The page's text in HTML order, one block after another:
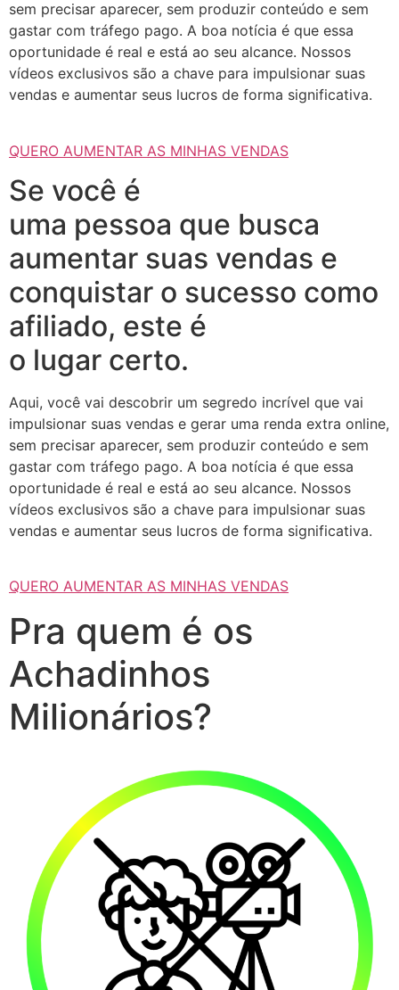
sem precisar aparecer, sem produzir conteúdo e sem
gastar com tráfego pago. A boa notícia é que essa
oportunidade é real e está ao seu alcance. Nossos
vídeos exclusivos são a chave para impulsionar suas
vendas e aumentar seus lucros de forma significativa.
QUERO AUMENTAR AS MINHAS VENDAS
Se você é
uma pessoa que busca
aumentar suas vendas e
conquistar o sucesso como
afiliado, este é
o lugar certo.
Aqui, você vai descobrir um segredo incrível que vai
impulsionar suas vendas e gerar uma renda extra online,
sem precisar aparecer, sem produzir conteúdo e sem
gastar com tráfego pago. A boa notícia é que essa
oportunidade é real e está ao seu alcance. Nossos
vídeos exclusivos são a chave para impulsionar suas
vendas e aumentar seus lucros de forma significativa.
QUERO AUMENTAR AS MINHAS VENDAS
Pra quem é os
Achadinhos
Milionários?